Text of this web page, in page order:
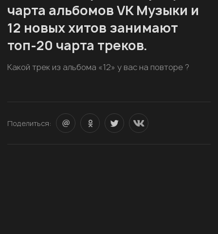
чарта альбомов VK Музыки и
12 новых хитов занимают
топ-20 чарта треков.
Какой трек из альбома «12» у вас на повторе ?
Поделиться: